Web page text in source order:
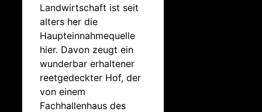
Landwirtschaft ist seit
alters her die
Haupteinnahmequelle
hier. Davon zeugt ein
wunderbar erhaltener
reetgedeckter Hof, der
von einem
Fachhallenhaus des